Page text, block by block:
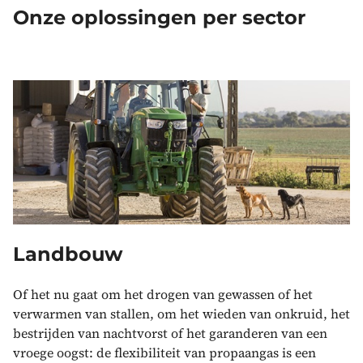
Onze oplossingen per sector
Landbouw
Of het nu gaat om het drogen van gewassen of het
verwarmen van stallen, om het wieden van onkruid, het
bestrijden van nachtvorst of het garanderen van een
vroege oogst: de flexibiliteit van propaangas is een